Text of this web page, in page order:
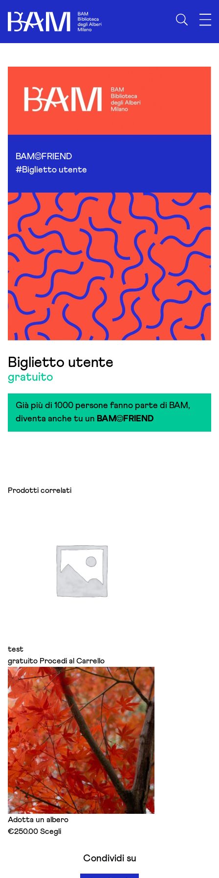
BAM
FRIEND
#Biglietto utente
Biglietto utente
gratuito
Già più di 1000 persone fanno parte di BAM,
diventa anche tu un BAM FRIEND
Prodotti correlati
test
gratuito Procedi al Carrello
Adotta un albero
€250.00 ScegliThis
Condividi su